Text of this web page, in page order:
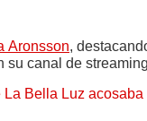
Aronsson,
su canal de
Bella Luz acosaba